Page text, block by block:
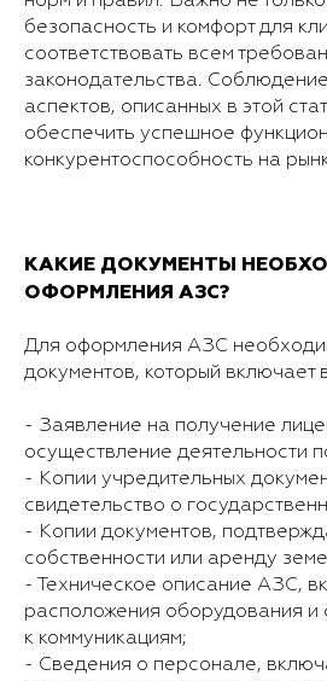
безопасность и комфорт для
соответствовать всем
законодательства.
аспектов, описанных в этой
обеспечить успешное
конкурентоспособность на
КАКИЕ ДОКУМЕНТЫ
ОФОРМЛЕНИЯ АЗС?
Для оформления АЗС
документов, который включает
- Заявление на получение
осуществление деятельности
- Копии учредительных
свидетельство о
- Копии документов,
собственности или аренду
- Техническое описание АЗС,
расположения оборудования и
к коммуникациям;
- Сведения о персонале,